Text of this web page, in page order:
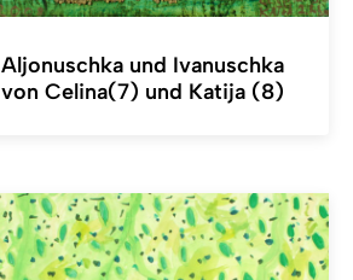
Aljonuschka und Ivanuschka
von Celina(7) und Katija (8)